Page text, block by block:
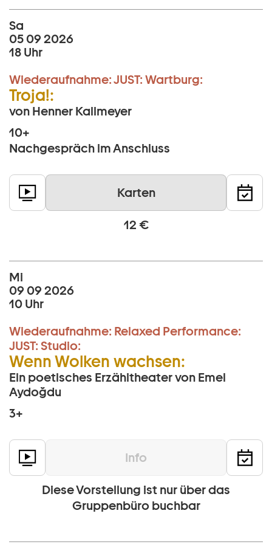
Sa
05 09 2026
18 Uhr
Wiederaufnahme:JUST: Wartburg:
Troja!:
von Henner Kallmeyer
10+
Nachgespräch im Anschluss
Karten
12 €
Mi
09 09 2026
10 Uhr
Wiederaufnahme: Relaxed Performance:
JUST: Studio:
Wenn Wolken wachsen:
Ein poetisches Erzähltheater von Emel
Aydoğdu
3+
Info
Diese Vorstellung ist nur über das
Gruppenbüro buchbar